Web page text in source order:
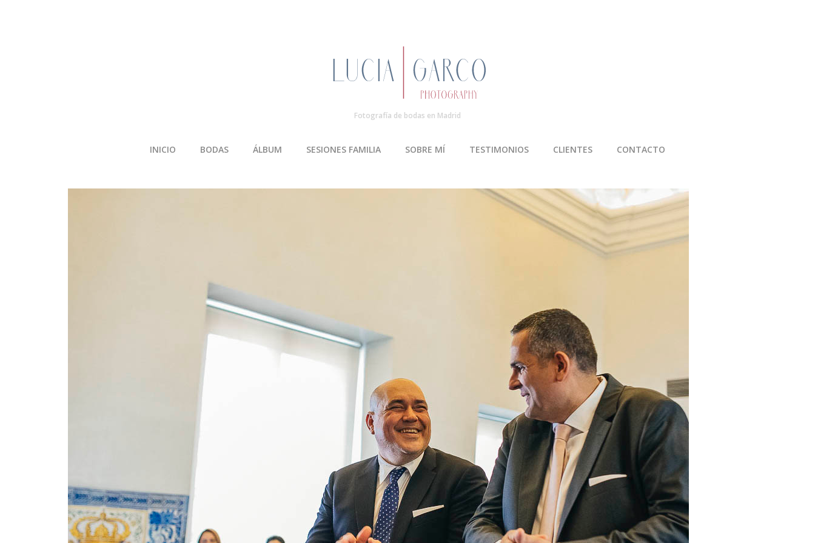
Fotografía de bodas en Madrid
INICIO BODAS ÁLBUM SESIONES FAMILIA SOBRE MÍ TESTIMONIOS CLIENTES CONTACTO